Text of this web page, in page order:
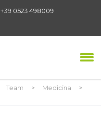
+39 0523 498009
Team > Medicina
>